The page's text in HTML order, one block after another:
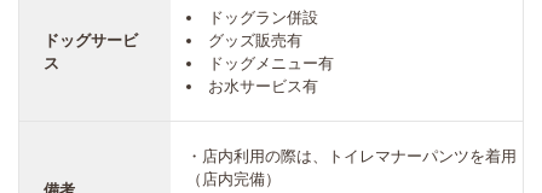
ドッグサービ
ス
ドッグラン併設
グッズ販売有
ドッグメニュー有
お水サービス有
・店内利用の際は、トイレマナーパンツを着用
（店内完備）